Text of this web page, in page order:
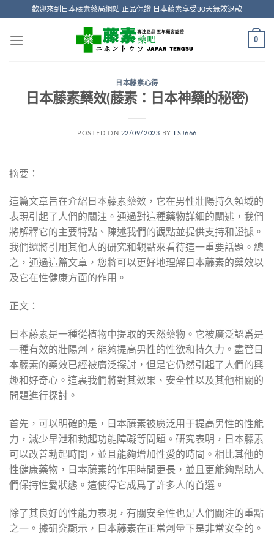
content
歡迎來到日本藤素藥局網站 正品保證 日本藤素享受30天無效退款
0
日本藤素心得
日本藤素藥效(藤素：日本神藥的秘密)
POSTED ON 22/09/2023 BY LSJ666
摘要：
這篇文章旨在介紹日本藤素藥效，它在男性壯陽持久領域的
表現引起了人們的關注。通過對這種藥物詳細的闡述，我們
將解釋它的主要特點、陳述我們的觀點並提供支持和證據。
我們還將引用其他人的研究和觀點來看待這一重要話題。總
之，通過這篇文章，您將可以更好地理解日本藤素的藥效以
及它在性健康方面的作用。
正文：
日本藤素是一種從植物中提取的天然藥物。它被廣泛認爲是
一種有效的壯陽劑，能夠提高男性的性欲和持久力。盡管日
本藤素的藥效已經被廣泛探討，但是它仍然引起了人們的興
趣和好奇心。這裏我們將對其效果、安全性以及其他相關的
問題進行探討。
首先，可以明確的是，日本藤素被廣泛用于提高男性的性能
力，減少早泄和勃起功能障礙等問題。研究表明，日本藤素
可以改善勃起時間，並且能夠增加性愛的時間。相比其他的
性健康藥物，日本藤素的作用時間更長，並且更能夠幫助人
們保持性愛狀態。這使得它成爲了許多人的首選。
除了其良好的性能力表現，有關安全性也是人們關注的重點
之一。據研究顯示，日本藤素在正常劑量下是非常安全的。